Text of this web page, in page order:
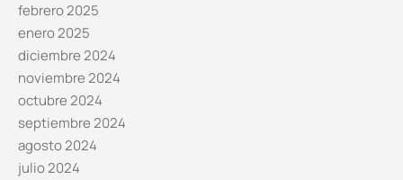
febrero 2025
enero 2025
diciembre 2024
noviembre 2024
octubre 2024
septiembre 2024
agosto 2024
julio 2024